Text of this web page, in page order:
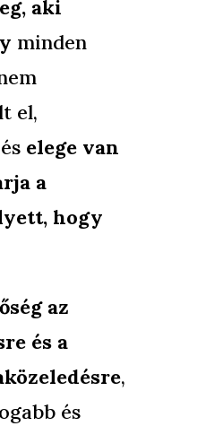
aki
minden
el,
elege van
a
hogy
az
és a
,
és